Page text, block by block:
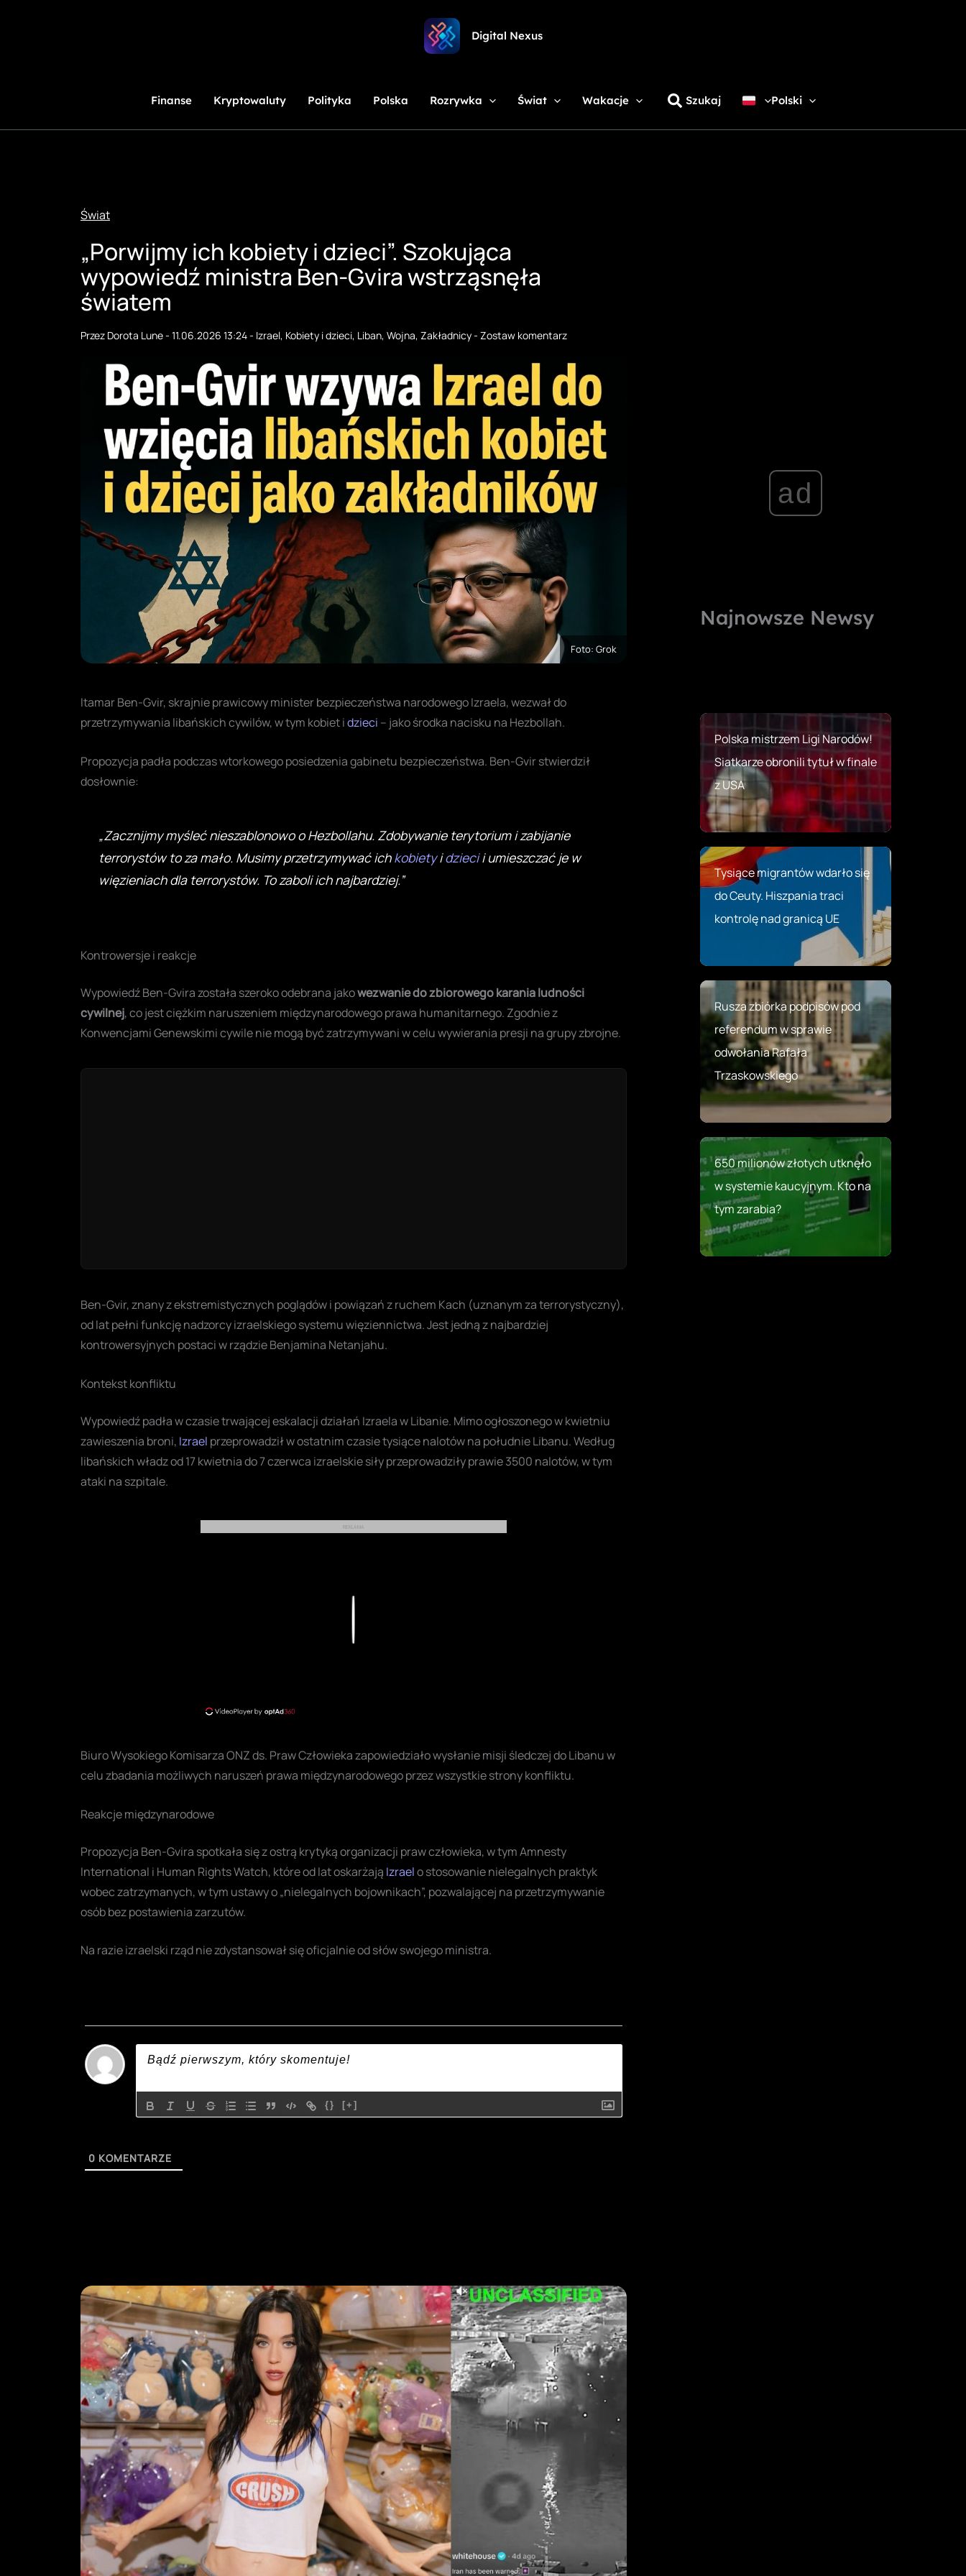
Digital Nexus
Finanse Kryptowaluty Polityka Polska Rozrywka Świat Wakacje Szukaj Polski
Świat
„Porwijmy ich kobiety i dzieci”. Szokująca
wypowiedź ministra Ben-Gvira wstrząsnęła
światem
Przez Dorota Lune- 11.06.2026 13:24- Izrael, Kobiety i dzieci, Liban, Wojna, Zakładnicy- Zostaw komentarz
Foto: Grok
Itamar Ben-Gvir, skrajnie prawicowy minister bezpieczeństwa narodowego Izraela, wezwał do
przetrzymywania libańskich cywilów, w tym kobiet idzieci – jako środka nacisku na Hezbollah.
Propozycja padła podczas wtorkowego posiedzenia gabinetu bezpieczeństwa. Ben-Gvir stwierdził
dosłownie:
„Zacznijmy myśleć nieszablonowo o Hezbollahu. Zdobywanie terytorium i zabijanie
terrorystów to za mało. Musimy przetrzymywać ichkobietyidziecii umieszczać je w
więzieniach dla terrorystów. To zaboli ich najbardziej.”
Kontrowersje i reakcje
Wypowiedź Ben-Gvira została szeroko odebrana jakowezwanie do zbiorowego karania ludności
cywilnej, co jest ciężkim naruszeniem międzynarodowego prawa humanitarnego. Zgodnie z
Konwencjami Genewskimi cywile nie mogą być zatrzymywani w celu wywierania presji na grupy zbrojne.
Ben-Gvir, znany z ekstremistycznych poglądów i powiązań z ruchem Kach (uznanym za terrorystyczny),
od lat pełni funkcję nadzorcy izraelskiego systemu więziennictwa. Jest jedną z najbardziej
kontrowersyjnych postaci w rządzie Benjamina Netanjahu.
Kontekst konfliktu
Wypowiedź padła w czasie trwającej eskalacji działań Izraela w Libanie. Mimo ogłoszonego w kwietniu
zawieszenia broni, Izrael przeprowadził w ostatnim czasie tysiące nalotów na południe Libanu. Według
libańskich władz od 17 kwietnia do 7 czerwca izraelskie siły przeprowadziły prawie 3500 nalotów, w tym
ataki na szpitale.
REKLAMA
Biuro Wysokiego Komisarza ONZ ds. Praw Człowieka zapowiedziało wysłanie misji śledczej do Libanu w
celu zbadania możliwych naruszeń prawa międzynarodowego przez wszystkie strony konfliktu.
Reakcje międzynarodowe
Propozycja Ben-Gvira spotkała się z ostrą krytyką organizacji praw człowieka, w tym Amnesty
International i Human Rights Watch, które od lat oskarżają Izraelo stosowanie nielegalnych praktyk
wobec zatrzymanych, w tym ustawy o „nielegalnych bojownikach”, pozwalającej na przetrzymywanie
osób bez postawienia zarzutów.
Na razie izraelski rząd nie zdystansował się oficjalnie od słów swojego ministra.
{} [+]
0 KOMENTARZE
ad
Najnowsze Newsy
Polska mistrzem Ligi Narodów!
Siatkarze obronili tytuł w finale
z USA
Tysiące migrantów wdarło się
do Ceuty. Hiszpania traci
kontrolę nad granicą UE
Rusza zbiórka podpisów pod
referendum w sprawie
odwołania Rafała
Trzaskowskiego
650 milionów złotych utknęło
w systemie kaucyjnym. Kto na
tym zarabia?